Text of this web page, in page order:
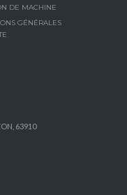
DE MACHINE
GÉNÉRALES
63910